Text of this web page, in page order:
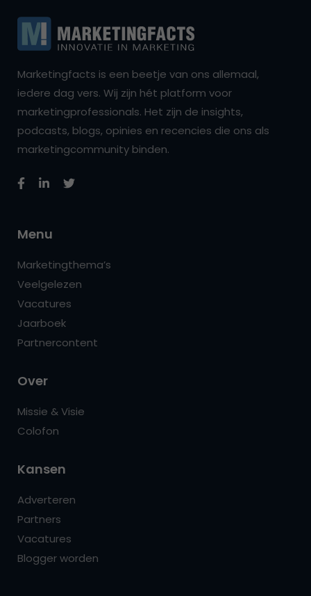
Marketingfacts is een beetje van ons allemaal,
iedere dag vers. Wij zijn hét platform voor
marketingprofessionals. Het zijn de insights,
podcasts, blogs, opinies en recencies die ons als
marketingcommunity binden.
Menu
Marketingthema’s
Veelgelezen
Vacatures
Jaarboek
Partnercontent
Over
Missie & Visie
Colofon
Kansen
Adverteren
Partners
Vacatures
Blogger worden